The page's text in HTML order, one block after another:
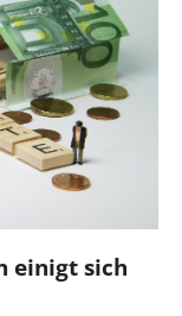
einigt sich